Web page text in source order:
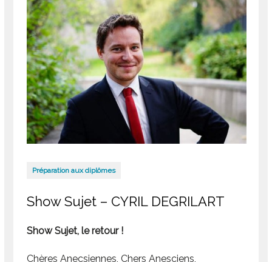
Préparation aux diplômes
Show Sujet – CYRIL DEGRILART
Show Sujet, le retour !
Chères Anecsiennes, Chers Anesciens,